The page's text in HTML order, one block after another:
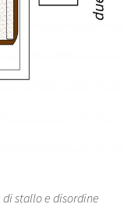
stallo e disordine